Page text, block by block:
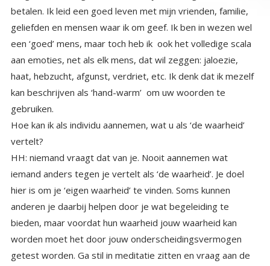
gebruiken.
Hoe kan ik als individu aannemen, wat u als ‘de waarheid’
vertelt?
HH: niemand vraagt dat van je. Nooit aannemen wat
iemand anders tegen je vertelt als ‘de waarheid’. Je doel
hier is om je ‘eigen waarheid’ te vinden. Soms kunnen
anderen je daarbij helpen door je wat begeleiding te
bieden, maar voordat hun waarheid jouw waarheid kan
worden moet het door jouw onderscheidingsvermogen
getest worden. Ga stil in meditatie zitten en vraag aan de
Oneindige Creator om je pad te begeleiden. Mediteer op
dat wat ik heb gedeeld en luister naar je innerlijke